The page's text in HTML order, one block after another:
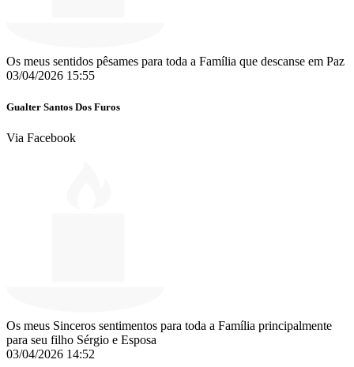
Os meus sentidos pêsames para toda a Família que descanse em Paz
03/04/2026 15:55
Gualter Santos Dos Furos
Via Facebook
Os meus Sinceros sentimentos para toda a Família principalmente
para seu filho Sérgio e Esposa
03/04/2026 14:52